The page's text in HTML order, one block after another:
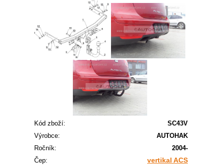
Kód zboží:
SC43V
Výrobce:
AUTOHAK
Ročník:
2004-
Čep:
vertikal ACS